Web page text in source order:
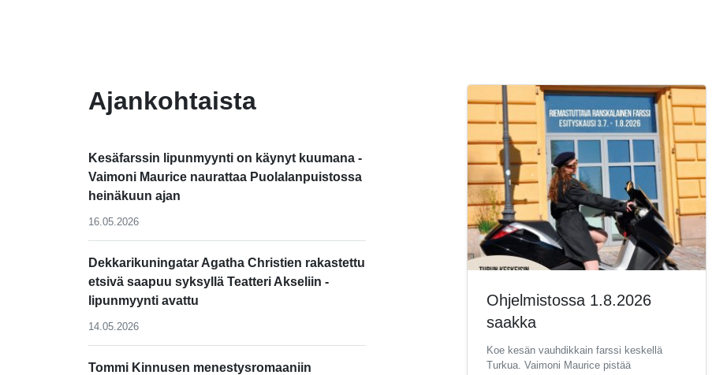
Ajankohtaista
Kesäfarssin lipunmyynti on käynyt kuumana -
Vaimoni Maurice naurattaa Puolalanpuistossa
heinäkuun ajan
16.05.2026
Dekkarikuningatar Agatha Christien rakastettu
etsivä saapuu syksyllä Teatteri Akseliin -
lipunmyynti avattu
14.05.2026
Tommi Kinnusen menestysromaaniin
Ohjelmistossa 1.8.2026
saakka
Koe kesän vauhdikkain farssi keskellä
Turkua. Vaimoni Maurice pistää